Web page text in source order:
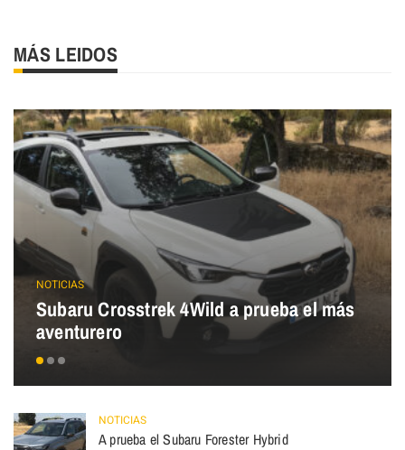
MÁS LEIDOS
NOTICIAS
Subaru Crosstrek 4Wild a prueba el más
aventurero
NOTICIAS
A prueba el Subaru Forester Hybrid